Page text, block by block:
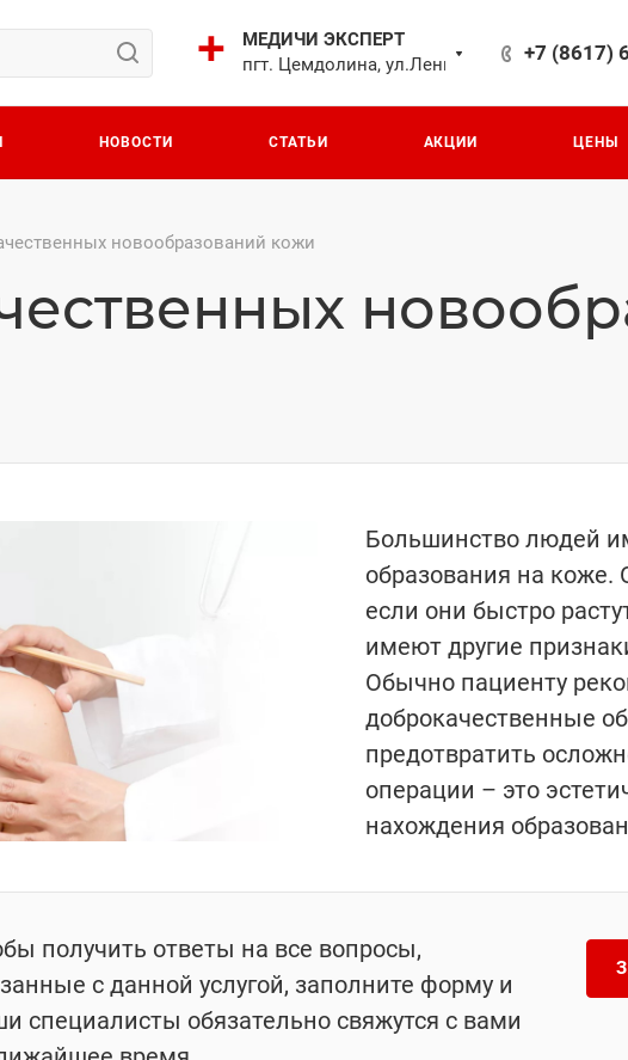
МЕДИЧИ ЭКСПЕРТ
пгт. Цемдолина, ул.Ленина 24
+7 (8617)
НОВОСТИ СТАТЬИ АКЦИИ ЦЕНЫ
новообразований кожи
Большинство людей
образования на
если они быстро
имеют другие
Обычно пациенту
доброкачественные
предотвратить
операции – это
нахождения
получить ответы на все вопросы,
с данной услугой, заполните форму и
специалисты обязательно свяжутся с вами